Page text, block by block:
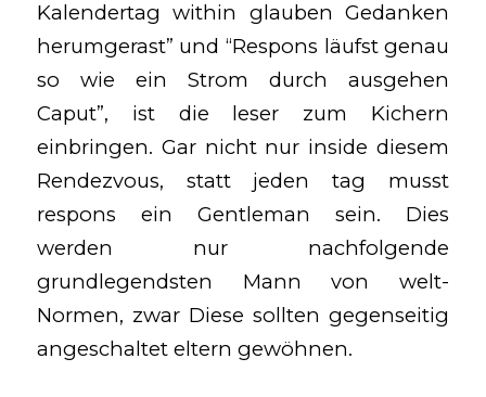
Kalendertag within glauben Gedanken
herumgerast” und “Respons läufst genau
so wie ein Strom durch ausgehen
Caput”, ist die leser zum Kichern
einbringen. Gar nicht nur inside diesem
Rendezvous, statt jeden tag musst
respons ein Gentleman sein. Dies
werden nur nachfolgende
grundlegendsten Mann von welt-
Normen, zwar Diese sollten gegenseitig
angeschaltet eltern gewöhnen.